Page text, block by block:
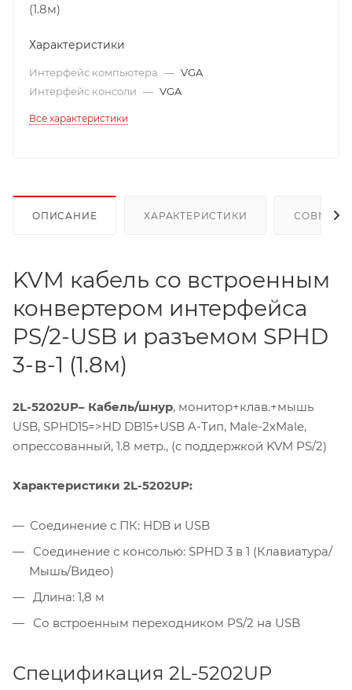
(1.8м)
Характеристики
Интерфейс компьютера — VGA
Интерфейс консоли — VGA
Все характеристики
ОПИСАНИЕ ХАРАКТЕРИСТИКИ
KVM кабель со встроенным
конвертером интерфейса
PS/2-USB и разъемом SPHD
3-в-1 (1.8м)
2L-5202UP– Кабель/шнур, монитор+клав.+мышь
USB, SPHD15=>HD DB15+USB A-Тип, Male-2xMale,
опрессованный, 1.8 метр., (с поддержкой KVM PS/2)
Характеристики 2L-5202UP:
Соединение с ПК: HDB и USB
Соединение с консолью: SPHD 3 в 1 (Клавиатура/
Мышь/Видео)
Длина: 1,8 м
Со встроенным переходником PS/2 на USB
Спецификация 2L-5202UP